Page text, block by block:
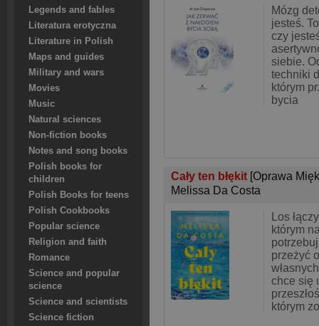
Legends and fables
Literatura erotyczna
Literature in Polish
Maps and guides
Military and wars
Movies
Music
Natural sciences
Non-fiction books
Notes and song books
Polish books for
children
Polish Books for teens
Polish Cookbooks
Popular science
Religion and faith
Romance
Science and popular
science
Science and scientists
Science fiction
Mózg
jesteś.
czy
siebie.
techniki
którym
bycia
Cały ten błękit [Oprawa
Melissa Da Costa
Los
którym
przeżyć
chce się
którym